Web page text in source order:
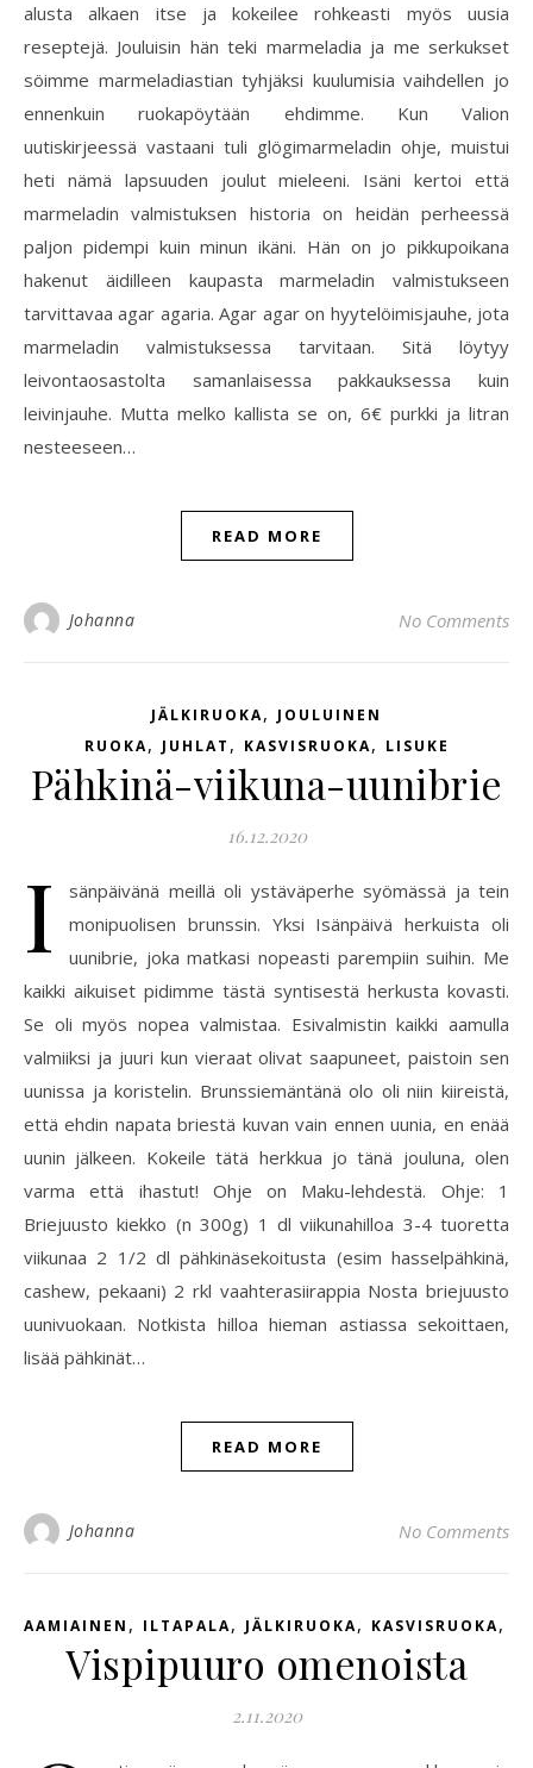
alusta alkaen itse ja kokeilee rohkeasti myös uusia
reseptejä. Jouluisin hän teki marmeladia ja me serkukset
söimme marmeladiastian tyhjäksi kuulumisia vaihdellen jo
ennenkuin ruokapöytään ehdimme. Kun Valion
uutiskirjeessä vastaani tuli glögimarmeladin ohje, muistui
heti nämä lapsuuden joulut mieleeni. Isäni kertoi että
marmeladin valmistuksen historia on heidän perheessä
paljon pidempi kuin minun ikäni. Hän on jo pikkupoikana
hakenut äidilleen kaupasta marmeladin valmistukseen
tarvittavaa agar agaria. Agar agar on hyytelöimisjauhe, jota
marmeladin valmistuksessa tarvitaan. Sitä löytyy
leivontaosastolta samanlaisessa pakkauksessa kuin
leivinjauhe. Mutta melko kallista se on, 6€ purkki ja litran
nesteeseen…
READ MORE
Johanna No Comments
JÄLKIRUOKA, JOULUINEN
RUOKA, JUHLAT , KASVISRUOKA, LISUKE
Pähkinä-viikuna-uunibrie
16.12.2020
I
sänpäivänä meillä oli ystäväperhe syömässä ja tein
monipuolisen brunssin. Yksi Isänpäivä herkuista oli
uunibrie, joka matkasi nopeasti parempiin suihin. Me
kaikki aikuiset pidimme tästä syntisestä herkusta kovasti.
Se oli myös nopea valmistaa. Esivalmistin kaikki aamulla
valmiiksi ja juuri kun vieraat olivat saapuneet, paistoin sen
uunissa ja koristelin. Brunssiemäntänä olo oli niin kiireistä,
että ehdin napata briestä kuvan vain ennen uunia, en enää
uunin jälkeen. Kokeile tätä herkkua jo tänä jouluna, olen
varma että ihastut! Ohje on Maku-lehdestä. Ohje: 1
Briejuusto kiekko (n 300g) 1 dl viikunahilloa 3-4 tuoretta
viikunaa 2 1/2 dl pähkinäsekoitusta (esim hasselpähkinä,
cashew, pekaani) 2 rkl vaahterasiirappia Nosta briejuusto
uunivuokaan. Notkista hilloa hieman astiassa sekoittaen,
lisää pähkinät…
READ MORE
Johanna No Comments
AAMIAINEN , ILTAPALA, JÄLKIRUOKA, KASVISRUOKA,
Vispipuuro omenoista
2.11.2020